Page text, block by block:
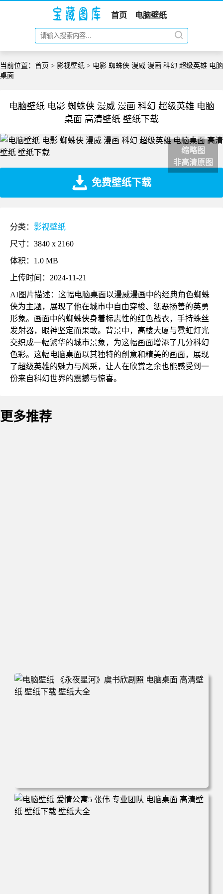
首页 电脑壁纸
当前位置： 首页 > 影视壁纸 > 电影 蜘蛛侠 漫威 漫画 科幻 超级英雄 电脑
桌面
电脑壁纸 电影 蜘蛛侠 漫威 漫画 科幻 超级英雄 电脑
桌面 高清壁纸 壁纸下载
缩略图
非高清原图
免费壁纸下载
分类： 影视壁纸
尺寸：3840 x 2160
体积：1.0 MB
上传时间：2024-11-21
AI图片描述：这幅电脑桌面以漫威漫画中的经典角色蜘蛛
侠为主题，展现了他在城市中自由穿梭、惩恶扬善的英勇
形象。画面中的蜘蛛侠身着标志性的红色战衣，手持蛛丝
发射器，眼神坚定而果敢。背景中，高楼大厦与霓虹灯光
交织成一幅繁华的城市景象，为这幅画面增添了几分科幻
色彩。这幅电脑桌面以其独特的创意和精美的画面，展现
了超级英雄的魅力与风采，让人在欣赏之余也能感受到一
份来自科幻世界的震撼与惊喜。
更多推荐
电脑壁纸 《永夜星河》虞书欣剧照 电脑桌面 高清壁纸 壁纸
下载 壁纸大全